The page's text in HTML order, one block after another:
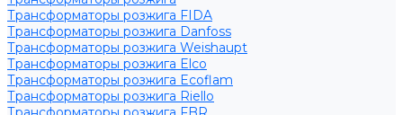
Трансформаторы розжига FIDA
Трансформаторы розжига Danfoss
Трансформаторы розжига Weishaupt
Трансформаторы розжига Elco
Трансформаторы розжига Ecoflam
Трансформаторы розжига Riello